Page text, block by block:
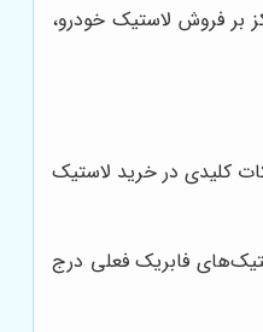
بر فروش لاستیک خودرو،
کلیدی در خرید لاستیک
فابریک فعلی درج